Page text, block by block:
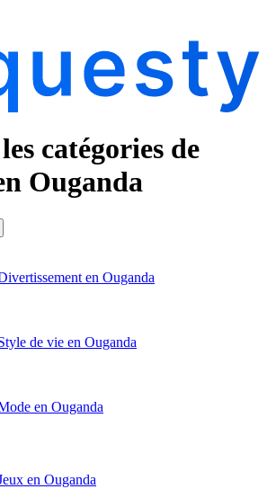
catégories de
Ouganda
en Ouganda
de vie en Ouganda
en Ouganda
en Ouganda